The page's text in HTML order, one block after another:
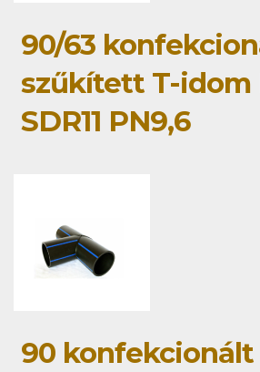
90/63
szűkített T-idom
SDR11 PN9,6
90